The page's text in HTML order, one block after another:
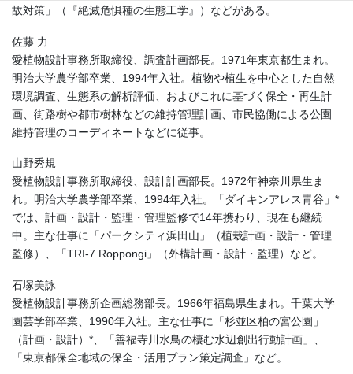
故対策」（『絶滅危惧種の生態工学』）などがある。
佐藤 力
愛植物設計事務所取締役、調査計画部長。1971年東京都生まれ。
明治大学農学部卒業、1994年入社。植物や植生を中心とした自然
環境調査、生態系の解析評価、およびこれに基づく保全・再生計
画、街路樹や都市樹林などの維持管理計画、市民協働による公園
維持管理のコーディネートなどに従事。
山野秀規
愛植物設計事務所取締役、設計計画部長。1972年神奈川県生ま
れ。明治大学農学部卒業、1994年入社。「ダイキンアレス青谷」*
では、計画・設計・監理・管理監修で14年携わり、現在も継続
中。主な仕事に「パークシティ浜田山」（植栽計画・設計・管理
監修）、「TRI-7 Roppongi」（外構計画・設計・監理）など。
石塚美詠
愛植物設計事務所企画総務部長。1966年福島県生まれ。千葉大学
園芸学部卒業、1990年入社。主な仕事に「杉並区柏の宮公園」
（計画・設計）*、「善福寺川水鳥の棲む水辺創出行動計画」、
「東京都保全地域の保全・活用プラン策定調査」など。